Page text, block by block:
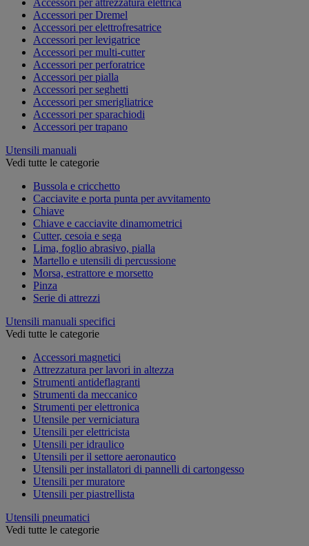
Accessori per Dremel
Accessori per elettrofresatrice
Accessori per levigatrice
Accessori per multi-cutter
Accessori per perforatrice
Accessori per pialla
Accessori per seghetti
Accessori per smerigliatrice
Accessori per sparachiodi
Accessori per trapano
Utensili manuali
Vedi tutte le categorie
Bussola e cricchetto
Cacciavite e porta punta per avvitamento
Chiave
Chiave e cacciavite dinamometrici
Cutter, cesoia e sega
Lima, foglio abrasivo, pialla
Martello e utensili di percussione
Morsa, estrattore e morsetto
Pinza
Serie di attrezzi
Utensili manuali specifici
Vedi tutte le categorie
Accessori magnetici
Attrezzatura per lavori in altezza
Strumenti antideflagranti
Strumenti da meccanico
Strumenti per elettronica
Utensile per verniciatura
Utensili per elettricista
Utensili per idraulico
Utensili per il settore aeronautico
Utensili per installatori di pannelli di cartongesso
Utensili per muratore
Utensili per piastrellista
Utensili pneumatici
Vedi tutte le categorie